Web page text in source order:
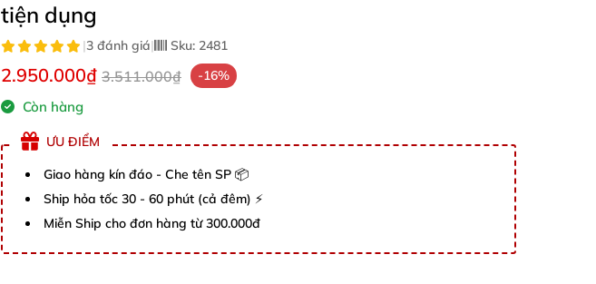
tiện dụng
|3 đánh giá| Sku: 2481
2.950.000₫ 3.511.000₫ -16%
Còn hàng
ƯU ĐIỂM
Giao hàng kín đáo - Che tên SP 📦
Ship hỏa tốc 30 - 60 phút (cả đêm) ⚡
Miễn Ship cho đơn hàng từ 300.000đ